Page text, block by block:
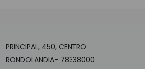
PRINCIPAL, 450, CENTRO
RONDOLANDIA- 78338000